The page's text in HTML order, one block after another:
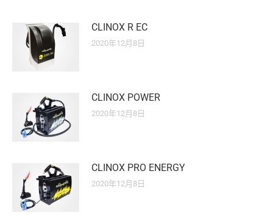
CLINOX R EC
2020年12月8日
CLINOX POWER
2020年12月8日
CLINOX PRO ENERGY
2020年12月8日